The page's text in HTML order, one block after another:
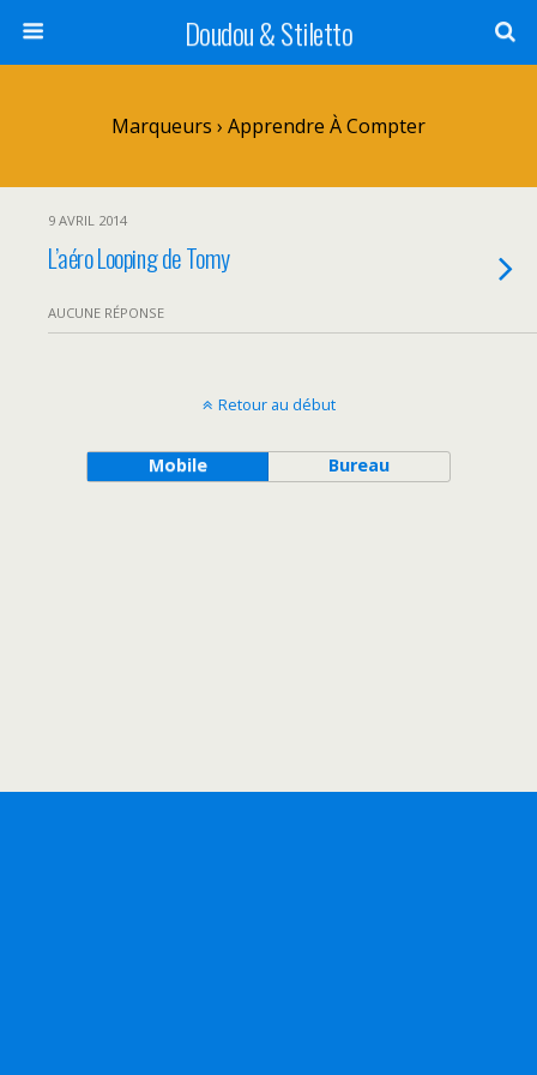
Doudou & Stiletto
Marqueurs › Apprendre À Compter
9 AVRIL 2014
L’aéro Looping de Tomy
AUCUNE RÉPONSE
Retour au début
Mobile Bureau